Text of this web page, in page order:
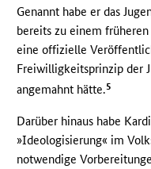
Genannt habe er das
bereits zu einem
eine offizielle
Freiwilligkeitsprinzip der
angemahnt hätte.5
Darüber hinaus habe
»Ideologisierung« im
notwendige